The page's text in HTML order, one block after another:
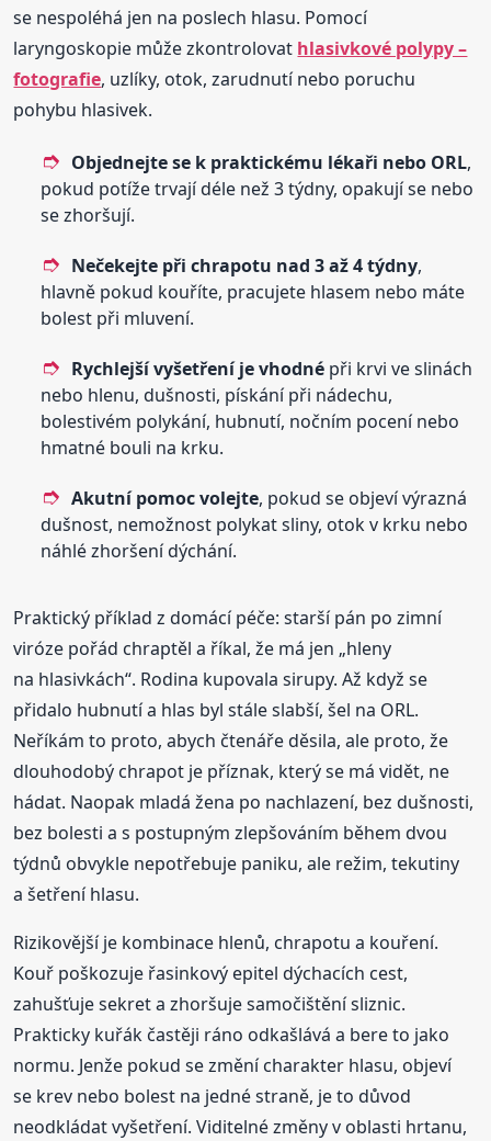
se nespoléhá jen na poslech hlasu. Pomocí
laryngoskopie může zkontrolovat hlasivkové polypy –
fotografie, uzlíky, otok, zarudnutí nebo poruchu
pohybu hlasivek.
Objednejte se k praktickému lékaři nebo ORL,
pokud potíže trvají déle než 3 týdny, opakují se nebo
se zhoršují.
Nečekejte při chrapotu nad 3 až 4 týdny,
hlavně pokud kouříte, pracujete hlasem nebo máte
bolest při mluvení.
Rychlejší vyšetření je vhodné při krvi ve slinách
nebo hlenu, dušnosti, pískání při nádechu,
bolestivém polykání, hubnutí, nočním pocení nebo
hmatné bouli na krku.
Akutní pomoc volejte, pokud se objeví výrazná
dušnost, nemožnost polykat sliny, otok v krku nebo
náhlé zhoršení dýchání.
Praktický příklad z domácí péče: starší pán po zimní
viróze pořád chraptěl a říkal, že má jen „hleny
na hlasivkách“. Rodina kupovala sirupy. Až když se
přidalo hubnutí a hlas byl stále slabší, šel na ORL.
Neříkám to proto, abych čtenáře děsila, ale proto, že
dlouhodobý chrapot je příznak, který se má vidět, ne
hádat. Naopak mladá žena po nachlazení, bez dušnosti,
bez bolesti a s postupným zlepšováním během dvou
týdnů obvykle nepotřebuje paniku, ale režim, tekutiny
a šetření hlasu.
Rizikovější je kombinace hlenů, chrapotu a kouření.
Kouř poškozuje řasinkový epitel dýchacích cest,
zahušťuje sekret a zhoršuje samočištění sliznic.
Prakticky kuřák častěji ráno odkašlává a bere to jako
normu. Jenže pokud se změní charakter hlasu, objeví
se krev nebo bolest na jedné straně, je to důvod
neodkládat vyšetření. Viditelné změny v oblasti hrtanu,